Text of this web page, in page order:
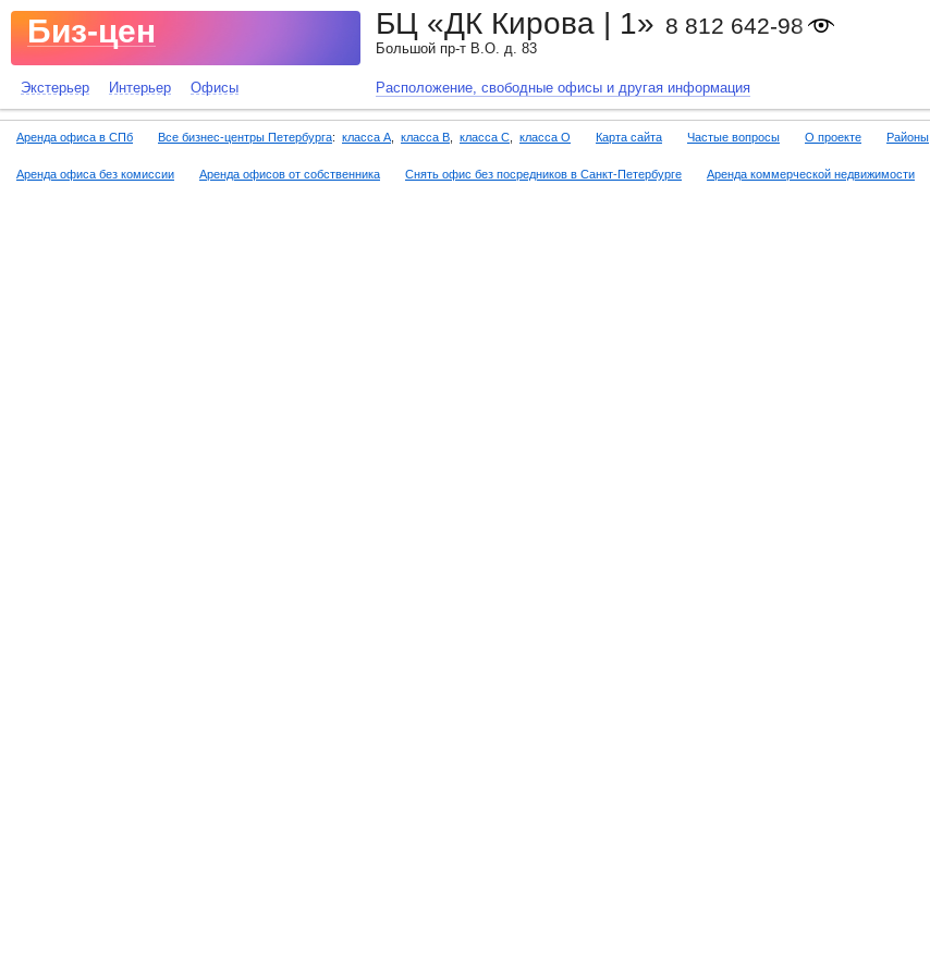
Биз-цен
комиссии
БЦ «ДК Кирова | 1» 8 812 642-98-46
Большой пр-т В.О. д. 83
Расположение, свободные офисы и другая информация
Экстерьер Интерьер Офисы
Аренда офиса в СПб Все бизнес-центры Петербурга: класса A класса B класса C класса O Карта сайта Частые вопросы О проекте Районы
Аренда офиса без комиссии
Аренда офисов от собственника Снять офис без посредников в Санкт-Петербурге Аренда коммерческой недвижимости